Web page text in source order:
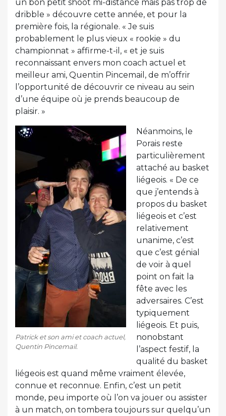
un bon petit shoot mi-distance mais pas trop de
dribble » découvre cette année, et pour la
première fois, la régionale. « Je suis
probablement le plus vieux « rookie » du
championnat » affirme-t-il, « et je suis
reconnaissant envers mon coach actuel et
meilleur ami, Quentin Pincemail, de m’offrir
l’opportunité de découvrir ce niveau au sein
d’une équipe où je prends beaucoup de
plaisir. »
Patrick et son ami et coach actuel,
Quentin Pincemail.
Néanmoins, le
Porais reste
particulièrement
attaché au basket
liégeois. « De ce
que j’entends à
propos du basket
liégeois et c’est
relativement
unanime, c’est
que c’est génial
de voir à quel
point on fait la
fête avec les
adversaires. C’est
typiquement
liégeois. Et puis,
nonobstant
l’aspect festif, la
qualité du basket
liégeois est quand même vraiment élevée,
connue et reconnue. Enfin, c’est un petit
monde, peu importe où l’on va jouer ou assister
à un match, on tombera toujours sur quelqu’un